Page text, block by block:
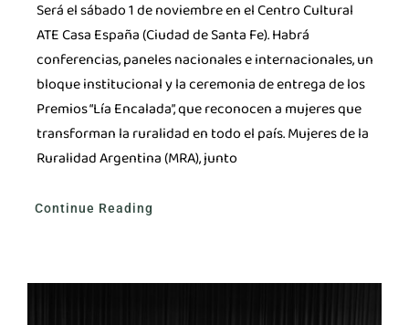
Será el sábado 1 de noviembre en el Centro Cultural
ATE Casa España (Ciudad de Santa Fe). Habrá
conferencias, paneles nacionales e internacionales, un
bloque institucional y la ceremonia de entrega de los
Premios “Lía Encalada”, que reconocen a mujeres que
transforman la ruralidad en todo el país. Mujeres de la
Ruralidad Argentina (MRA), junto
Continue Reading